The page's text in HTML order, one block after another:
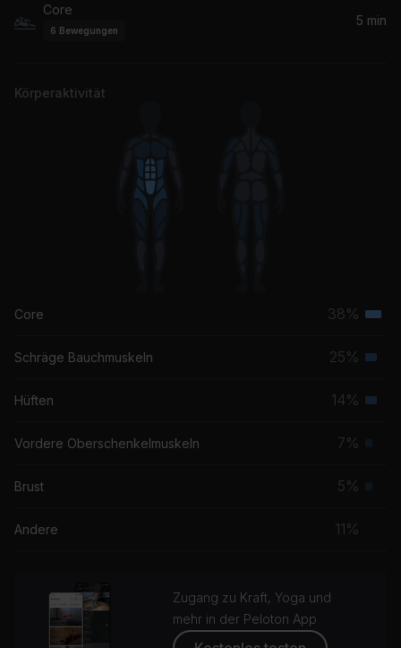
Core
6 Bewegungen
5 min
Körperaktivität
Core 38%
Schräge Bauchmuskeln 25%
Hüften 14%
Vordere Oberschenkelmuskeln 7%
Brust 5%
Andere 11%
Zugang zu Kraft, Yoga und
mehr in der Peloton App